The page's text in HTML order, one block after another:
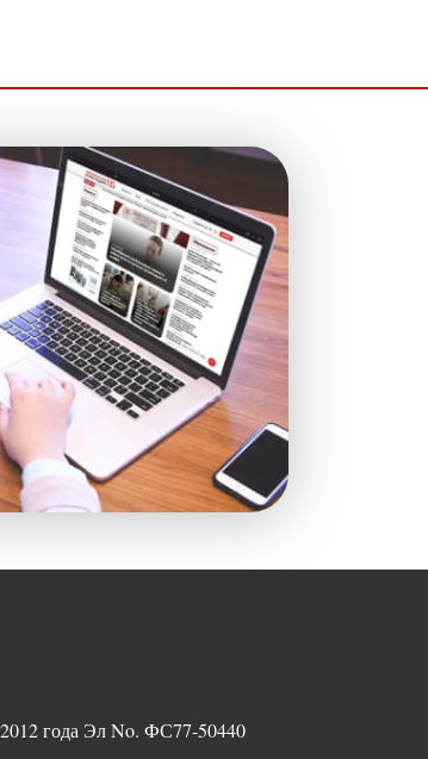
года Эл No. ФС77-50440